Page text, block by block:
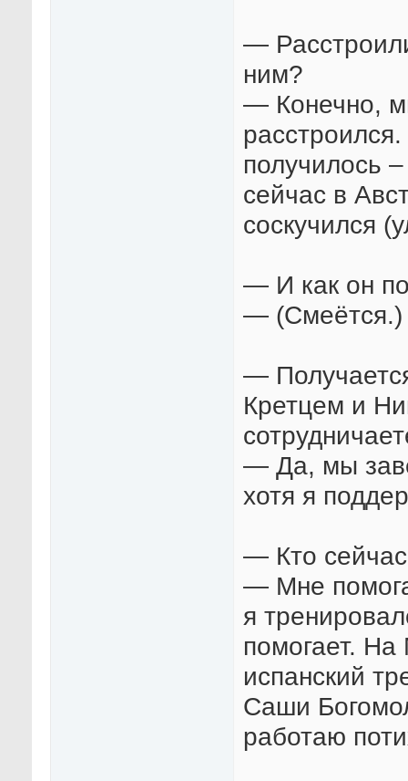
—
ним?
— Конечно,
получилось
сейчас в
соскучился
— И как он
— (Смеётся.)
—
Кретцем и
— Да, мы
хотя я
— Кто
— Мне
я
помогает.
испанский
Саши
работаю